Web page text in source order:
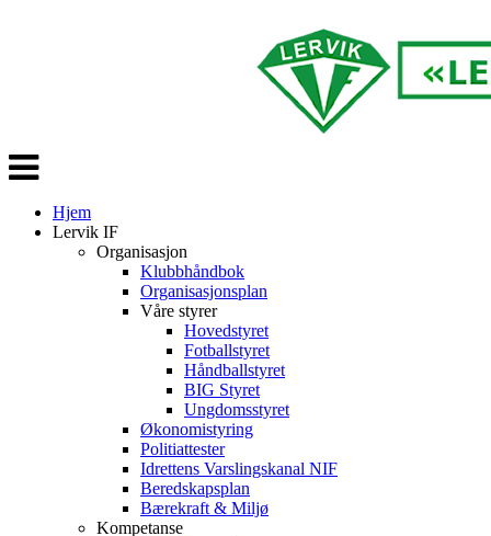
Veksle
navigasjon
Hjem
Lervik IF
Organisasjon
Klubbhåndbok
Organisasjonsplan
Våre styrer
Hovedstyret
Fotballstyret
Håndballstyret
BIG Styret
Ungdomsstyret
Økonomistyring
Politiattester
Idrettens Varslingskanal NIF
Beredskapsplan
Bærekraft & Miljø
Kompetanse